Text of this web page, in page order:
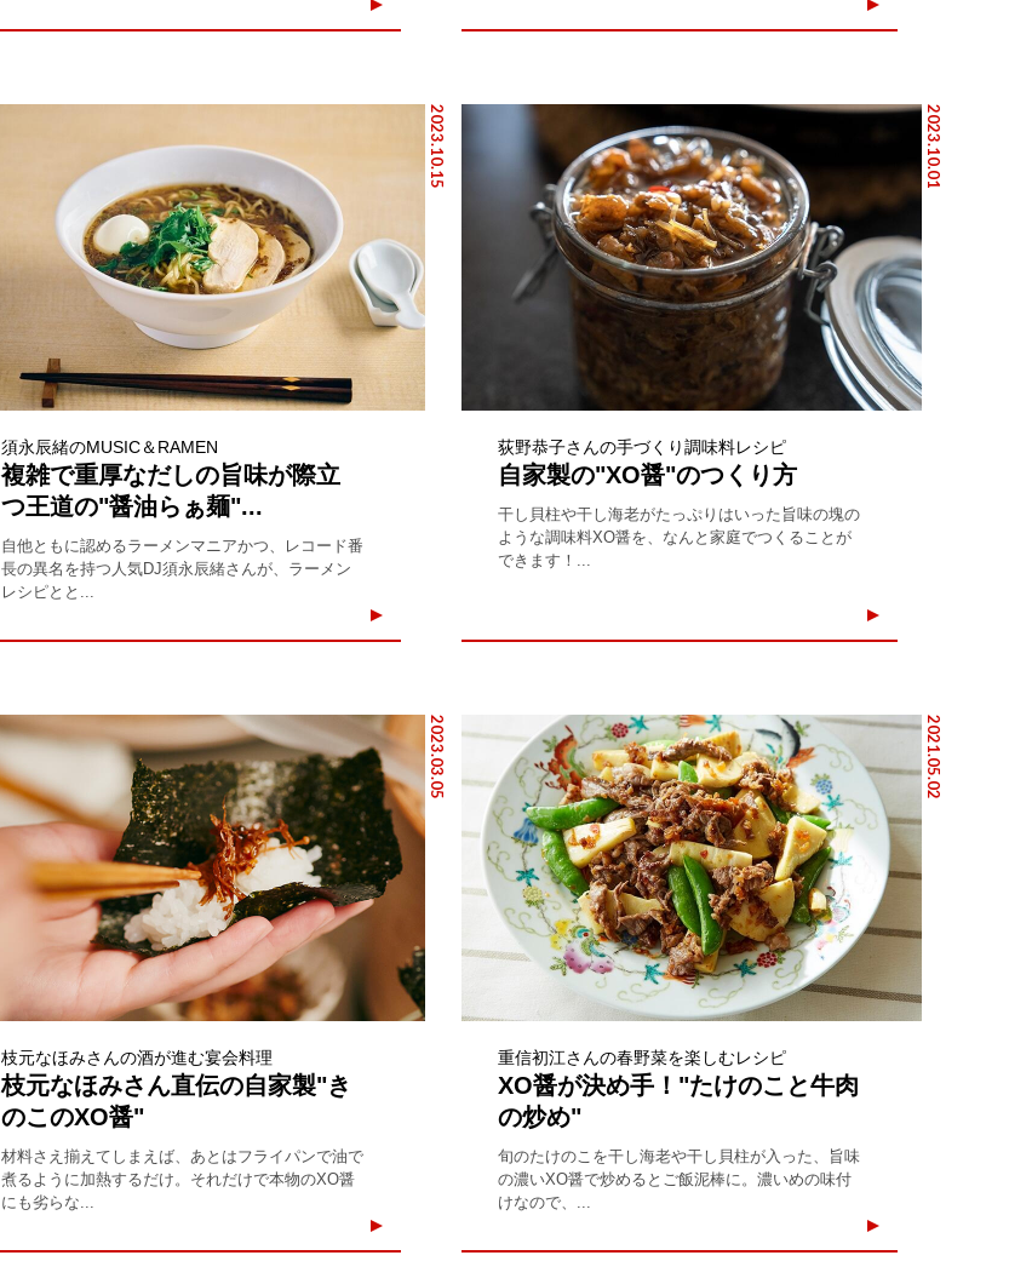
2023.10.15
須永辰緒のMUSIC＆RAMEN
複雑で重厚なだしの旨味が際立
つ王道の"醤油らぁ麺"...
自他ともに認めるラーメンマニアかつ、レコード番
長の異名を持つ人気DJ須永辰緒さんが、ラーメン
レシピとと...
2023.10.01
荻野恭子さんの手づくり調味料レシピ
自家製の"XO醤"のつくり方
干し貝柱や干し海老がたっぷりはいった旨味の塊の
ような調味料XO醤を、なんと家庭でつくることが
できます！...
2023.03.05
枝元なほみさんの酒が進む宴会料理
枝元なほみさん直伝の自家製"き
のこのXO醤"
材料さえ揃えてしまえば、あとはフライパンで油で
煮るように加熱するだけ。それだけで本物のXO醤
にも劣らな...
2021.05.02
重信初江さんの春野菜を楽しむレシピ
XO醤が決め手！"たけのこと牛肉
の炒め"
旬のたけのこを干し海老や干し貝柱が入った、旨味
の濃いXO醤で炒めるとご飯泥棒に。濃いめの味付
けなので、...